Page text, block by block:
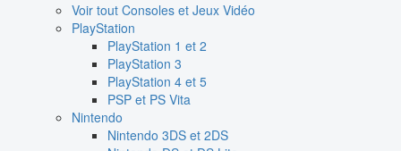
Voir tout Consoles et Jeux Vidéo
PlayStation
PlayStation 1 et 2
PlayStation 3
PlayStation 4 et 5
PSP et PS Vita
Nintendo
Nintendo 3DS et 2DS